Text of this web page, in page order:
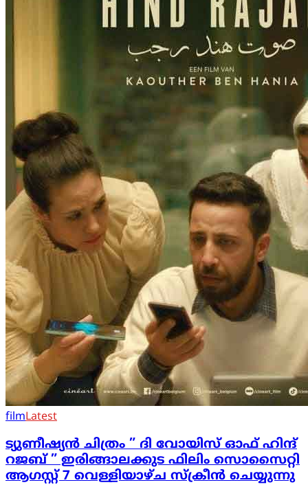
filmLatest
ട്യുണീഷ്യൻ ചിത്രം ” ദി വോയിസ് ഓഫ് ഹിന്ദ്
റജബ് ” ഇരിങ്ങാലക്കുട ഫിലിം സൊസൈറ്റി
ആഗസ്റ്റ് 7 വെള്ളിയാഴ്ച സ്‌ക്രീൻ ചെയ്യുന്നു